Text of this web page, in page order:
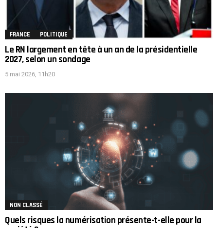
FRANCE POLITIQUE
Le RN largement en tête à un an de la présidentielle
2027, selon un sondage
5 mai 2026, 11h20
NON CLASSÉ
Quels risques la numérisation présente-t-elle pour la